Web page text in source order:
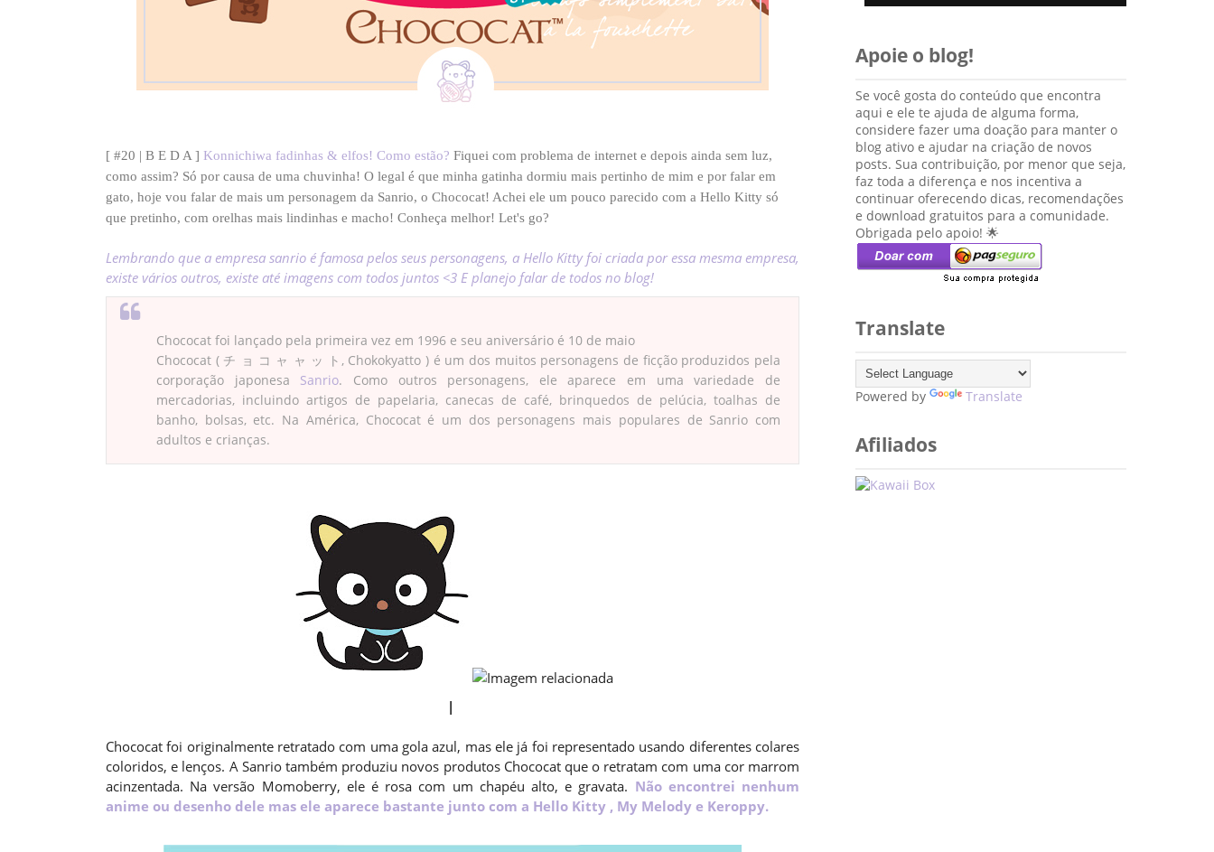
[ #20 | B E D A ] Konnichiwa fadinhas & elfos! Como estão? Fiquei com problema de internet e depois ainda sem luz,
como assim? Só por causa de uma chuvinha! O legal é que minha gatinha dormiu mais pertinho de mim e por falar em
gato, hoje vou falar de mais um personagem da Sanrio, o Chococat! Achei ele um pouco parecido com a Hello Kitty só
que pretinho, com orelhas mais lindinhas e macho! Conheça melhor! Let's go?
Lembrando que a empresa sanrio é famosa pelos seus personagens, a Hello Kitty foi criada por essa mesma empresa,
existe vários outros, existe até imagens com todos juntos <3 E planejo falar de todos no blog!
Chococat foi lançado pela primeira vez em 1996 e seu aniversário é 10 de maio
Chococat ( チ ョ コ ャ ャ ッ ト, Chokokyatto ) é um dos muitos personagens de ficção produzidos pela
corporação japonesa Sanrio. Como outros personagens, ele aparece em uma variedade de
mercadorias, incluindo artigos de papelaria, canecas de café, brinquedos de pelúcia, toalhas de
banho, bolsas, etc. Na América, Chococat é um dos personagens mais populares de Sanrio com
adultos e crianças.
|
Chococat foi originalmente retratado com uma gola azul, mas ele já foi representado usando diferentes colares
coloridos, e lenços. A Sanrio também produziu novos produtos Chococat que o retratam com uma cor marrom
acinzentada. Na versão Momoberry, ele é rosa com um chapéu alto, e gravata. Não encontrei nenhum
anime ou desenho dele mas ele aparece bastante junto com a Hello Kitty , My Melody e Keroppy.
Apoie o blog!
Se você gosta do conteúdo que encontra
aqui e ele te ajuda de alguma forma,
considere fazer uma doação para manter o
blog ativo e ajudar na criação de novos
posts. Sua contribuição, por menor que seja,
faz toda a diferença e nos incentiva a
continuar oferecendo dicas, recomendações
e download gratuitos para a comunidade.
Obrigada pelo apoio! 🌟
Translate
Powered by Translate
Afiliados